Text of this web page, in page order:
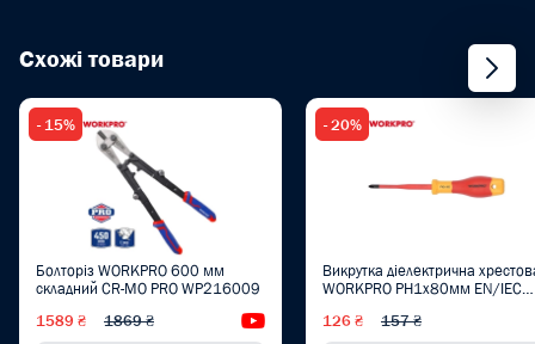
Схожі товари
- 15%
Болторіз WORKPRO 600 мм
складний CR-MO PRO WP216009
1589 ₴ 1869 ₴ Відеоогляд
- 20%
Викрутка діелектрична
WORKPRO PH1x80мм EN/IEC
WP341020
126 ₴ 157 ₴